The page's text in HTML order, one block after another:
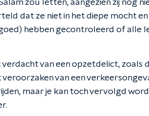
zou letten, aangezien zij nog
dat ze niet in het diepe mocht
hebben gecontroleerd of alle
van een opzetdelict, zoals
van een
maar je kan toch vervolgd